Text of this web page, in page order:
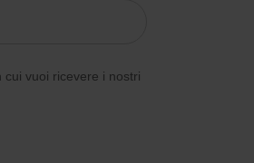
cui vuoi ricevere i nostri